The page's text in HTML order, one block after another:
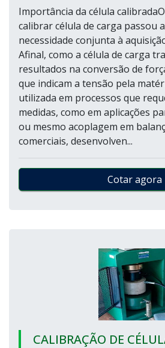
Importância da célula
calibrar célula de carga passou
necessidade conjunta à
Afinal, como a célula de carga
resultados na conversão de
que indicam a tensão pela
utilizada em processos que
medidas, como em aplicações
ou mesmo acoplagem em
comerciais, desenvolven...
Cotar agora
CALIBRAÇÃO DE